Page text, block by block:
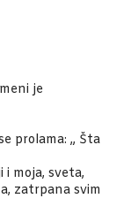
je
prolama: „ Šta
i moja, sveta,
zatrpana svim